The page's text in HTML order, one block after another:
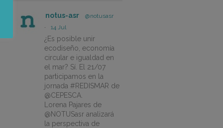
notus-asr
@notusasr
·
14 Jul
¿Es posible unir
ecodiseño, economía
circular e igualdad en
el mar? Sí. El 21/07
participamos en la
jornada #REDISMAR de
@CEPESCA.
Lorena Pajares de
@NOTUSasr analizará
la perspectiva de